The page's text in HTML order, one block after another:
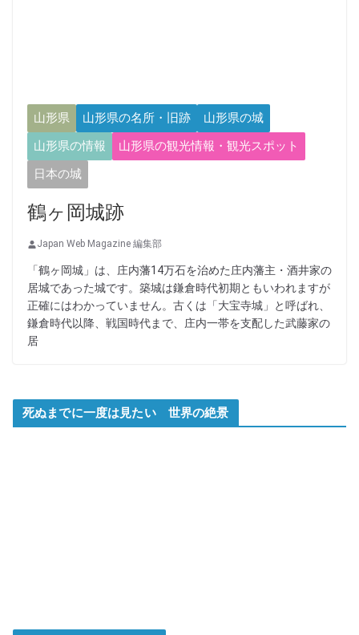
山形県 山形県の名所・旧跡
山形県の城
山形県の情報
山形県の観光情報・観光スポット
日本の城
鶴ヶ岡城跡
Japan Web Magazine 編集部
「鶴ヶ岡城」は、庄内藩14万石を治めた庄内藩主・酒井家の
居城であった城です。築城は鎌倉時代初期ともいわれますが
正確にはわかっていません。古くは「大宝寺城」と呼ばれ、
鎌倉時代以降、戦国時代まで、庄内一帯を支配した武藤家の
居
死ぬまでに一度は見たい 世界の絶景